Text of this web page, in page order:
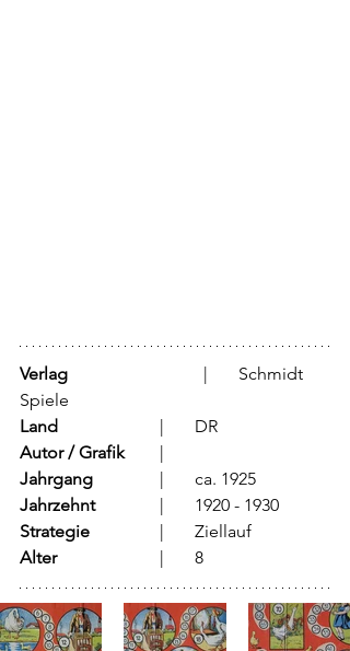
Verlag
Spiele
Land
			  |	DR
Autor / Grafik
Jahrgang
		  |	ca. 1925
Jahrzehnt
		  |	1920 - 1930
Strategie
Alter
			  |	8